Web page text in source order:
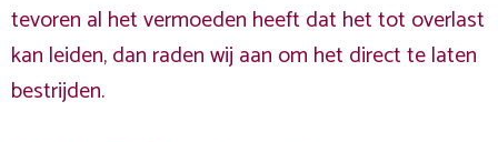
tevoren al het vermoeden heeft dat het tot overlast
kan leiden, dan raden wij aan om het direct te laten
bestrijden.